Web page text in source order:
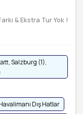
& Ekstra Tur Yok !
Salzburg (1),
Dış Hatlar